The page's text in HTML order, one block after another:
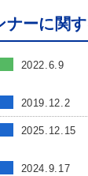
ナーに関
2022.6.9
2019.12.2
2025.12.15
2024.9.17